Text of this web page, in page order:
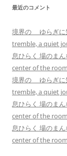
最近のコメント
境界の ゆらぎ
tremble, a quiet
息ひらく 場のま
center of the
境界の ゆらぎ
tremble, a quiet
息ひらく 場のま
center of the
息ひらく 場のま
center of the